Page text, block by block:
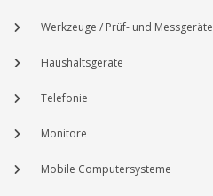
Werkzeuge / Prüf- und Messgeräte
Haushaltsgeräte
Telefonie
Monitore
Mobile Computersysteme